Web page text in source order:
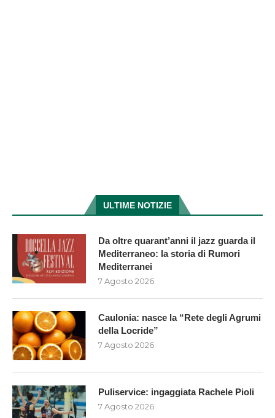
ULTIME NOTIZIE
Da oltre quarant’anni il jazz guarda il
Mediterraneo: la storia di Rumori
Mediterranei
7 Agosto 2026
Caulonia: nasce la “Rete degli Agrumi
della Locride”
7 Agosto 2026
Puliservice: ingaggiata Rachele Pioli
7 Agosto 2026